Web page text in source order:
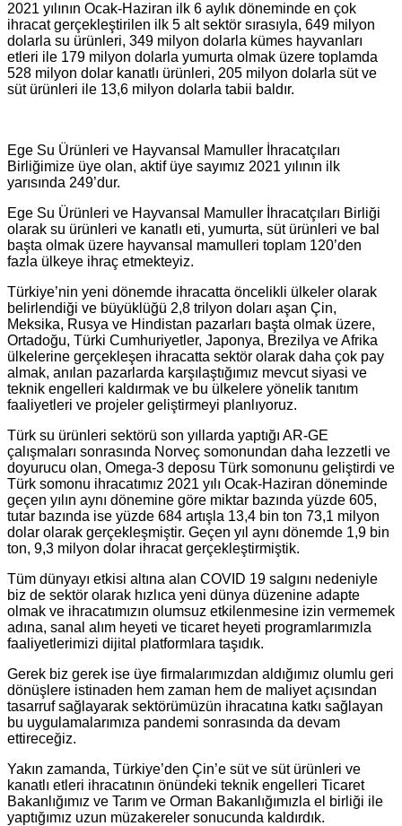
2021 yılının Ocak-Haziran ilk 6 aylık döneminde en çok
ihracat gerçekleştirilen ilk 5 alt sektör sırasıyla, 649 milyon
dolarla su ürünleri, 349 milyon dolarla kümes hayvanları
etleri ile 179 milyon dolarla yumurta olmak üzere toplamda
528 milyon dolar kanatlı ürünleri, 205 milyon dolarla süt ve
süt ürünleri ile 13,6 milyon dolarla tabii baldır.
Ege Su Ürünleri ve Hayvansal Mamuller İhracatçıları
Birliğimize üye olan, aktif üye sayımız 2021 yılının ilk
yarısında 249’dur.
Ege Su Ürünleri ve Hayvansal Mamuller İhracatçıları Birliği
olarak su ürünleri ve kanatlı eti, yumurta, süt ürünleri ve bal
başta olmak üzere hayvansal mamulleri toplam 120’den
fazla ülkeye ihraç etmekteyiz.
Türkiye’nin yeni dönemde ihracatta öncelikli ülkeler olarak
belirlendiği ve büyüklüğü 2,8 trilyon doları aşan Çin,
Meksika, Rusya ve Hindistan pazarları başta olmak üzere,
Ortadoğu, Türki Cumhuriyetler, Japonya, Brezilya ve Afrika
ülkelerine gerçekleşen ihracatta sektör olarak daha çok pay
almak, anılan pazarlarda karşılaştığımız mevcut siyasi ve
teknik engelleri kaldırmak ve bu ülkelere yönelik tanıtım
faaliyetleri ve projeler geliştirmeyi planlıyoruz.
Türk su ürünleri sektörü son yıllarda yaptığı AR-GE
çalışmaları sonrasında Norveç somonundan daha lezzetli ve
doyurucu olan, Omega-3 deposu Türk somonunu geliştirdi ve
Türk somonu ihracatımız 2021 yılı Ocak-Haziran döneminde
geçen yılın aynı dönemine göre miktar bazında yüzde 605,
tutar bazında ise yüzde 684 artışla 13,4 bin ton 73,1 milyon
dolar olarak gerçekleşmiştir. Geçen yıl aynı dönemde 1,9 bin
ton, 9,3 milyon dolar ihracat gerçekleştirmiştik.
Tüm dünyayı etkisi altına alan COVID 19 salgını nedeniyle
biz de sektör olarak hızlıca yeni dünya düzenine adapte
olmak ve ihracatımızın olumsuz etkilenmesine izin vermemek
adına, sanal alım heyeti ve ticaret heyeti programlarımızla
faaliyetlerimizi dijital platformlara taşıdık.
Gerek biz gerek ise üye firmalarımızdan aldığımız olumlu geri
dönüşlere istinaden hem zaman hem de maliyet açısından
tasarruf sağlayarak sektörümüzün ihracatına katkı sağlayan
bu uygulamalarımıza pandemi sonrasında da devam
ettireceğiz.
Yakın zamanda, Türkiye’den Çin’e süt ve süt ürünleri ve
kanatlı etleri ihracatının önündeki teknik engelleri Ticaret
Bakanlığımız ve Tarım ve Orman Bakanlığımızla el birliği ile
yaptığımız uzun müzakereler sonucunda kaldırdık.